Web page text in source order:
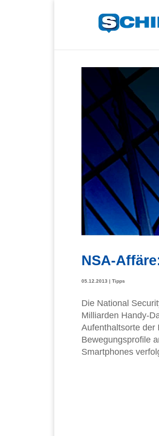
NSA-
05.12.2013 | Tipps
Die National
Milliarden Handy-
Aufenthaltsorte der
Bewegungsprofile
Smartphones